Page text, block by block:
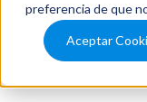
preferencia de que
Aceptar